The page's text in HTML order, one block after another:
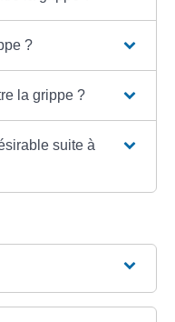
?
la grippe ?
suite à